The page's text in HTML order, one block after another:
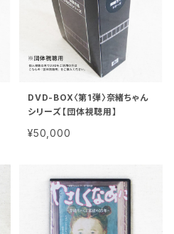
DVD-BOX〈第1弾〉奈緒ちゃん
シリーズ【団体視聴用】
¥50,000